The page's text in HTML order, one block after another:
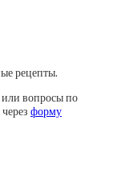
рецепты.
или вопросы по
форму